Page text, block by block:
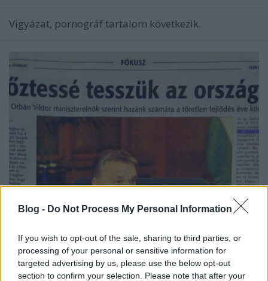
Blog - Do Not Process My Personal Information
If you wish to opt-out of the sale, sharing to third parties, or
processing of your personal or sensitive information for
targeted advertising by us, please use the below opt-out
section to confirm your selection. Please note that after your
Vigyázat, pornográf tartalom következik.
Bizonyíték került elő arról, hogy a
sajtószabadság halott
jdesi•2017. január 04.